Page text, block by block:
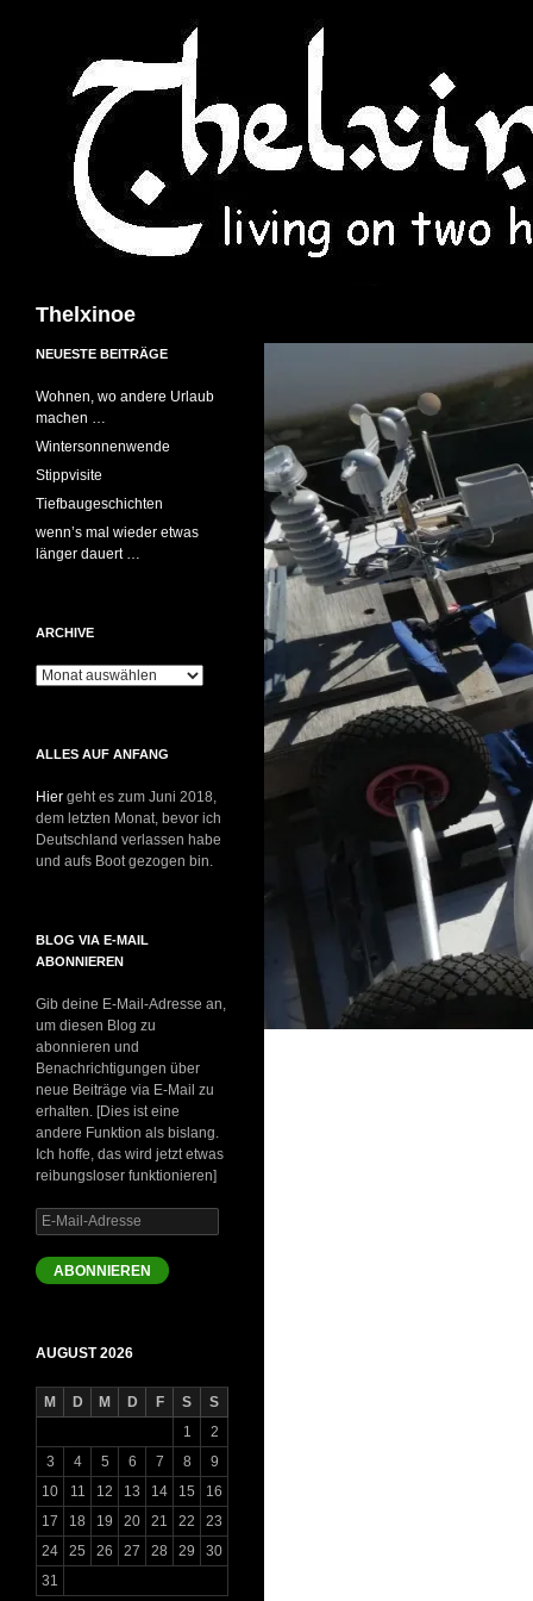
Thelxinoe
NEUESTE BEITRÄGE
Wohnen, wo andere Urlaub
machen …
Wintersonnenwende
Stippvisite
Tiefbaugeschichten
wenn’s mal wieder etwas
länger dauert …
ARCHIVE
Archive
ALLES AUF ANFANG
Hier geht es zum Juni 2018,
dem letzten Monat, bevor ich
Deutschland verlassen habe
und aufs Boot gezogen bin.
BLOG VIA E-MAIL
ABONNIEREN
Gib deine E-Mail-Adresse an,
um diesen Blog zu
abonnieren und
Benachrichtigungen über
neue Beiträge via E-Mail zu
erhalten. [Dies ist eine
andere Funktion als bislang.
Ich hoffe, das wird jetzt etwas
reibungsloser funktionieren]
E-
Mail-
Adresse
ABONNIEREN
AUGUST 2026
M D M D F S
S
1
2
3
4 5 6 7 8
9
10
11 12 13 14 15
16
17
18 19 20 21 22
23
24
25 26 27 28 29
30
31